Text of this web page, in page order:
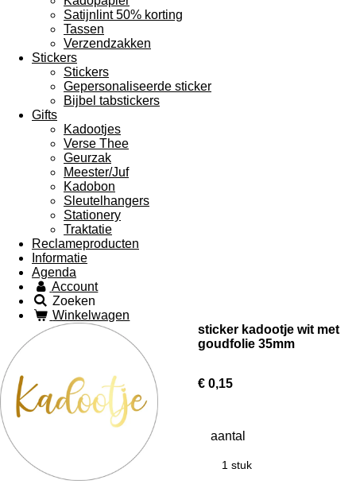
Satijnlint 50% korting
Tassen
Verzendzakken
Stickers
Stickers
Gepersonaliseerde sticker
Bijbel tabstickers
Gifts
Kadootjes
Verse Thee
Geurzak
Meester/Juf
Kadobon
Sleutelhangers
Stationery
Traktatie
Reclameproducten
Informatie
Agenda
Account
Zoeken
Winkelwagen
sticker kadootje wit met
goudfolie 35mm
€ 0,15
aantal
1 stuk